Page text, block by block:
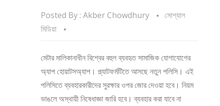
Posted By : Akber Chowdhury
সোশ্যাল
মিডিয়া
মেটার মালিকানাধীন বিশ্বের বহুল ব্যবহৃত সামাজিক যোগাযোগের
অ্যাপ হোয়াটসঅ্যাপ। প্ল্যাটফর্মটিতে আসছে নতুন পলিসি। এই
পলিসিতে ব্যবহারকারীদের সুরক্ষার ওপর জোর দেওয়া হবে। নিয়ম
ভাঙলে অস্থায়ী নিষেধাজ্ঞা জারি হবে। ব্যবহার করা যাবে না